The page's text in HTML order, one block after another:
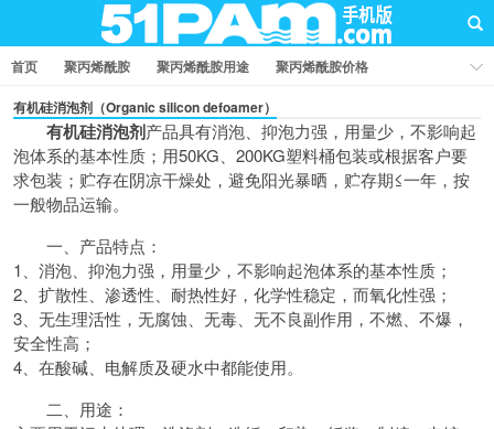
首页 聚丙烯酰胺 聚丙烯酰胺用途
聚丙烯酰胺价格
聚丙烯酰胺厂家
聚丙烯酰胺知识
聚丙烯酰胺国家标准
业界资讯
问答社区
有机硅消泡剂（Organic silicon defoamer）
有机硅消泡剂产品具有消泡、抑泡力强，用量少，不影响起
泡体系的基本性质；用50KG、200KG塑料桶包装或根据客户要
求包装；贮存在阴凉干燥处，避免阳光暴晒，贮存期≤一年，按
一般物品运输。
一、产品特点：
1、消泡、抑泡力强，用量少，不影响起泡体系的基本性质；
2、扩散性、渗透性、耐热性好，化学性稳定，而氧化性强；
3、无生理活性，无腐蚀、无毒、无不良副作用，不燃、不爆，
安全性高；
4、在酸碱、电解质及硬水中都能使用。
二、用途：